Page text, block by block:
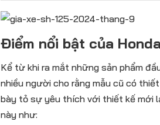
Điểm nổi bật của
Kể từ khi ra mắt những sản phẩm
nhiều người cho rằng mẫu cũ có
bày tỏ sự yêu thích với thiết kế mới
này như: